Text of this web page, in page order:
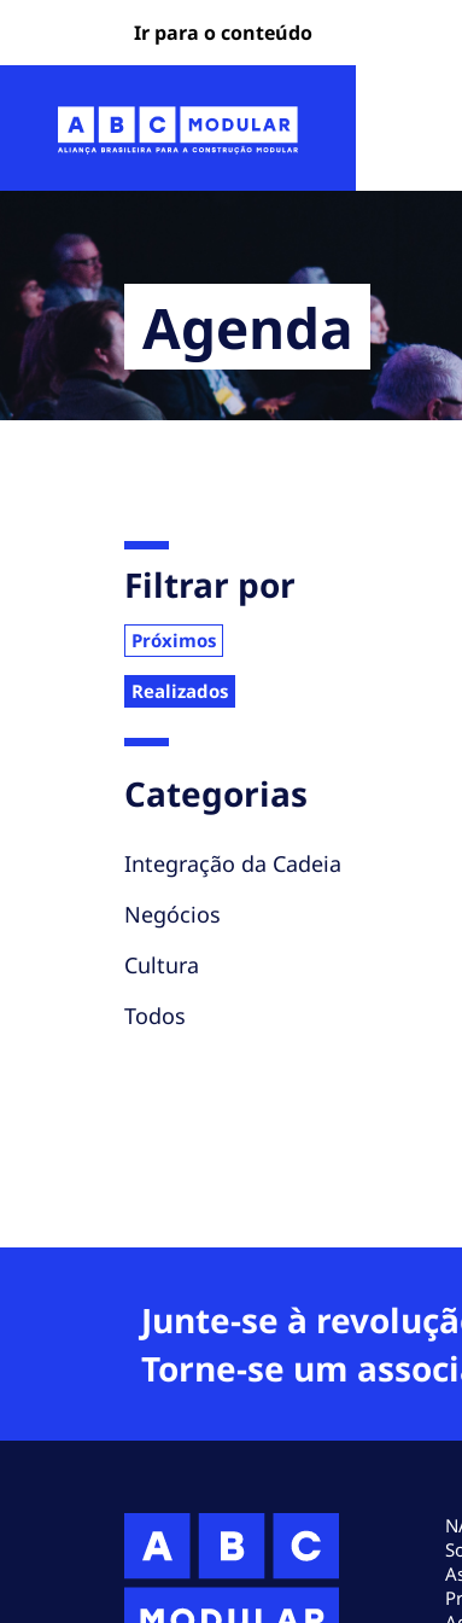
Ir para o conteúdo
Agenda
Filtrar por
Próximos
Realizados
Categorias
Integração da Cadeia
Negócios
Cultura
Todos
Junte-se à
Torne-se um